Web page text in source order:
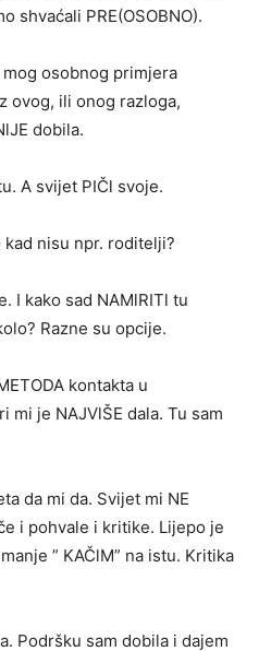
shvaćali PRE(OSOBNO).
osobnog primjera
ovog, ili onog razloga,
dobila.
A svijet PIČl svoje.
kad nisu npr. roditelji?
I kako sad NAMlRITl tu
Razne su opcije.
kontakta u
mi je NAJVlŠE dala. Tu sam
da mi da. Svijet mi NE
i pohvale i kritike. Lijepo je
” KAČlM” na istu. Kritika
Podršku sam dobila i dajem